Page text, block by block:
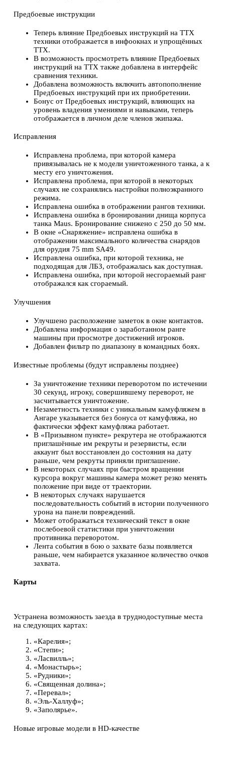
Предбоевые инструкции
Теперь влияние Предбоевых инструкций на ТТХ
техники отображается в инфоокнах и упрощённых
ТТХ.
В возможность просмотреть влияние Предбоевых
инструкций на ТТХ также добавлена в интерфейс
сравнения техники.
Добавлена возможность включить автопополнение
Предбоевых инструкций при их приобретении.
Бонус от Предбоевых инструкций, влияющих на
уровень владения умениями и навыками, теперь
отображается в личном деле членов экипажа.
Исправления
Исправлена проблема, при которой камера
привязывалась не к модели уничтоженного танка, а к
месту его уничтожения.
Исправлена проблема, при которой в некоторых
случаях не сохранялись настройки полноэкранного
режима.
Исправлена ошибка в отображении рангов техники.
Исправлена ошибка в бронировании днища корпуса
танка Maus. Бронирование снижено с 250 до 50 мм.
В окне «Снаряжение» исправлена ошибка в
отображении максимального количества снарядов
для орудия 75 mm SA49.
Исправлена ошибка, при которой техника, не
подходящая для ЛБЗ, отображалась как доступная.
Исправлена ошибка, при которой несгораемый ранг
отображался как сгораемый.
Улучшения
Улучшено расположение заметок в окне контактов.
Добавлена информация о заработанном ранге
машины при просмотре достижений игроков.
Добавлен фильтр по диапазону в командных боях.
Известные проблемы (будут исправлены позднее)
За уничтожение техники переворотом по истечении
30 секунд, игроку, совершившему переворот, не
засчитывается уничтожение.
Незаметность техники с уникальным камуфляжем в
Ангаре указывается без бонуса от камуфляжа, но
фактически эффект камуфляжа работает.
В «Призывном пункте» рекрутера не отображаются
приглашённые им рекруты и резервисты, если
аккаунт был восстановлен до состояния на дату
раньше, чем рекруты приняли приглашение.
В некоторых случаях при быстром вращении
курсора вокруг машины камера может резко менять
положение при виде от траектории.
В некоторых случаях нарушается
последовательность событий в истории полученного
урона на панели повреждений.
Может отображаться технический текст в окне
послебоевой статистики при уничтожении
противника переворотом.
Лента события в бою о захвате базы появляется
раньше, чем набирается указанное количество очков
захвата.
Карты
Устранена возможность заезда в труднодоступные места
на следующих картах:
«Карелия»;
«Степи»;
«Ласвилль»;
«Монастырь»;
«Рудники»;
«Священная долина»;
«Перевал»;
«Эль-Халлуф»;
«Заполярье».
Новые игровые модели в HD-качестве